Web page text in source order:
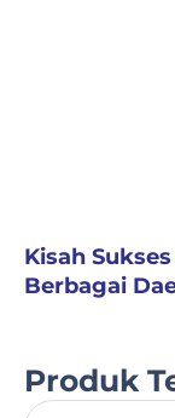
Kisah
Berbagai
Produk